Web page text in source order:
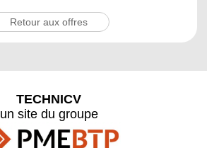
Retour aux offres
TECHNICV
un site du groupe